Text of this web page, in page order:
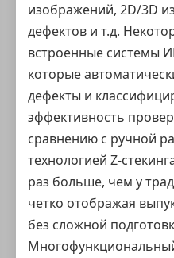
изображений, 2D/3D
дефектов и т.д.
встроенные системы
которые
дефекты и
эффективность
сравнению с ручной
технологией Z-
раз больше, чем у
четко отображая
без сложной